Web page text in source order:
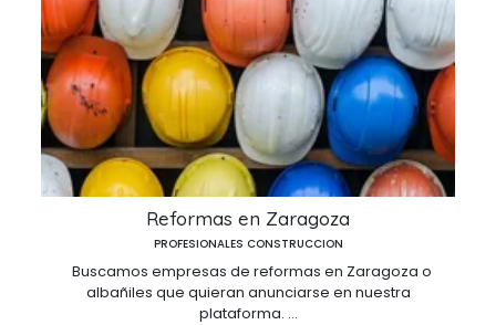
Reformas en Zaragoza
PROFESIONALES CONSTRUCCION
Buscamos empresas de reformas en Zaragoza o
albañiles que quieran anunciarse en nuestra
plataforma. ...